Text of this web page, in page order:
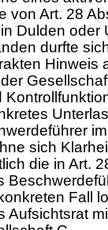
von Art. 28
Dulden oder
durfte
Hinweis
sich
die in Art.
Fall
Aufsichtsrat